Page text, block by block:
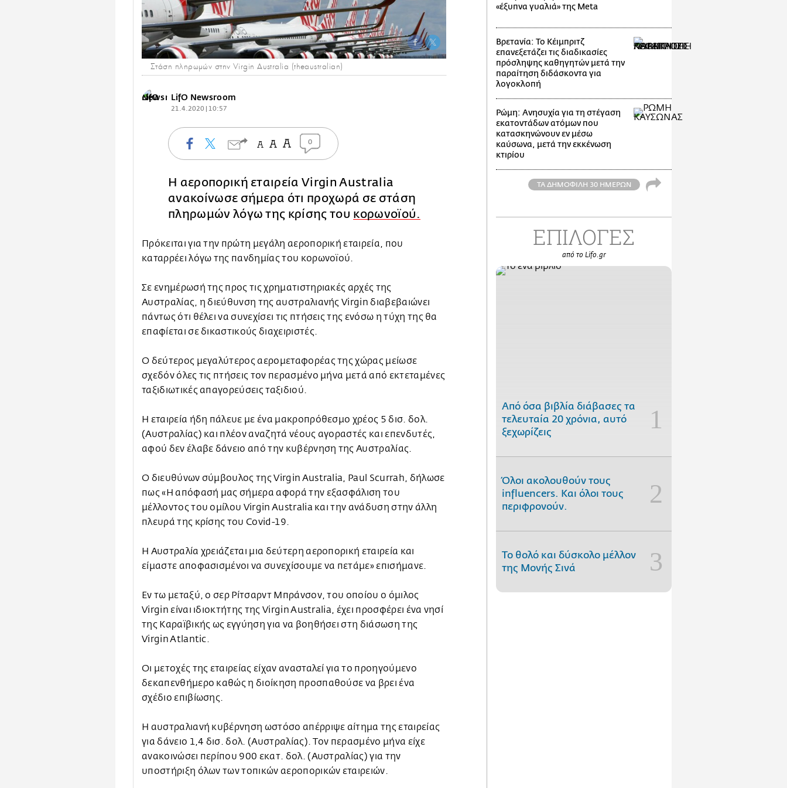
Στάση πληρωμών στην Virgin Australia (theaustralian)
LifO Newsroom
21.4.2020 | 10:57
0
Η αεροπορική εταιρεία Virgin Australia
ανακοίνωσε σήμερα ότι προχωρά σε στάση
πληρωμών λόγω της κρίσης του κορωνοϊού.
Πρόκειται για την πρώτη μεγάλη αεροπορική εταιρεία, που
καταρρέει λόγω της πανδημίας του κορωνοϊού.
Σε ενημέρωσή της προς τις χρηματιστηριακές αρχές της
Αυστραλίας, η διεύθυνση της αυστραλιανής Virgin διαβεβαιώνει
πάντως ότι θέλει να συνεχίσει τις πτήσεις της ενόσω η τύχη της θα
επαφίεται σε δικαστικούς διαχειριστές.
Ο δεύτερος μεγαλύτερος αερομεταφορέας της χώρας μείωσε
σχεδόν όλες τις πτήσεις τον περασμένο μήνα μετά από εκτεταμένες
ταξιδιωτικές απαγορεύσεις ταξιδιού.
Η εταιρεία ήδη πάλευε με ένα μακροπρόθεσμο χρέος 5 δισ. δολ.
(Αυστραλίας) και πλέον αναζητά νέους αγοραστές και επενδυτές,
αφού δεν έλαβε δάνειο από την κυβέρνηση της Αυστραλίας.
Ο διευθύνων σύμβουλος της Virgin Australia, Paul Scurrah, δήλωσε
πως «Η απόφασή μας σήμερα αφορά την εξασφάλιση του
μέλλοντος του ομίλου Virgin Australia και την ανάδυση στην άλλη
πλευρά της κρίσης του Covid-19.
Η Αυστραλία χρειάζεται μια δεύτερη αεροπορική εταιρεία και
είμαστε αποφασισμένοι να συνεχίσουμε να πετάμε» επισήμανε.
Εν τω μεταξύ, ο σερ Ρίτσαρντ Μπράνσον, του οποίου ο όμιλος
Virgin είναι ιδιοκτήτης της Virgin Australia, έχει προσφέρει ένα νησί
της Καραϊβικής ως εγγύηση για να βοηθήσει στη διάσωση της
Virgin Atlantic.
Οι μετοχές της εταιρείας είχαν ανασταλεί για το προηγούμενο
δεκαπενθήμερο καθώς η διοίκηση προσπαθούσε να βρει ένα
σχέδιο επιβίωσης.
Η αυστραλιανή κυβέρνηση ωστόσο απέρριψε αίτημα της εταιρείας
για δάνειο 1,4 δισ. δολ. (Αυστραλίας). Τον περασμένο μήνα είχε
ανακοινώσει περίπου 900 εκατ. δολ. (Αυστραλίας) για την
υποστήριξη όλων των τοπικών αεροπορικών εταιρειών.
«έξυπνα γυαλιά» της Meta
Βρετανία: Το Κέιμπριτζ
επανεξετάζει τις διαδικασίες
πρόσληψης καθηγητών μετά την
παραίτηση διδάσκοντα για
λογοκλοπή
Ρώμη: Ανησυχία για τη στέγαση
εκατοντάδων ατόμων που
κατασκηνώνουν εν μέσω
καύσωνα, μετά την εκκένωση
κτιρίου
ΤΑ ΔΗΜΟΦΙΛΗ 30 ΗΜΕΡΩΝ
ΕΠΙΛΟΓΕΣ
από το Lifo.gr
Από όσα βιβλία διάβασες τα
τελευταία 20 χρόνια, αυτό
ξεχωρίζεις
Όλοι ακολουθούν τους
influencers. Και όλοι τους
περιφρονούν.
Το θολό και δύσκολο μέλλον
της Μονής Σινά